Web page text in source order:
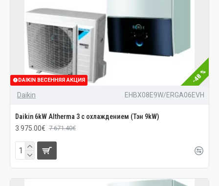
DAIKIN ВЕСЕННЯЯ АКЦИЯ -48 %
Daikin EHBX08E9W/ERGA06EVH
Daikin 6kW Altherma 3 с охлаждением (Тэн 9kW)
3 975.00€ 7 671.40€